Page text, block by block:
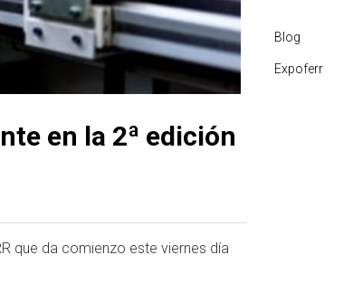
en la 2ª edición
que da comienzo este viernes día
Blog
Expoferr